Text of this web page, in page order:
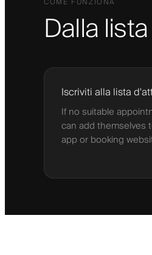
Dalla
Iscriviti alla lista
If no suitable
can add themselves
app or booking